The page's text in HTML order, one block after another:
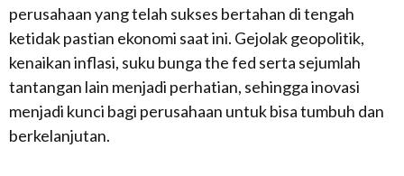
perusahaan yang telah sukses bertahan di tengah
ketidak pastian ekonomi saat ini. Gejolak geopolitik,
kenaikan inflasi, suku bunga the fed serta sejumlah
tantangan lain menjadi perhatian, sehingga inovasi
menjadi kunci bagi perusahaan untuk bisa tumbuh dan
berkelanjutan.